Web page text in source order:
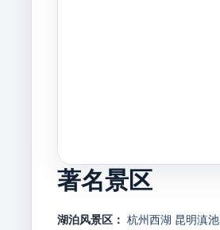
著名景区
湖泊风景区： 杭州西湖 昆明滇池